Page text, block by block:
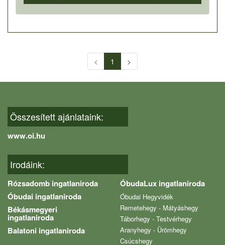
< 1 >
Összesített ajánlataink:
www.oi.hu
Irodáink:
Rózsadomb ingatlaniroda
Óbudai ingatlaniroda
Békásmegyeri
ingatlaniroda
Balatoni ingatlaniroda
ÓbudaLux ingatlaniroda
Óbudai Hegyvidék
Remetehegy - Mátyáshegy
Táborhegy - Testvérhegy
Aranyhegy - Ürömhegy
Csúcshegy